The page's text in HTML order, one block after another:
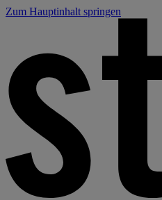
Zum Hauptinhalt springen